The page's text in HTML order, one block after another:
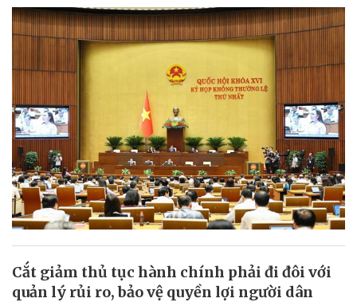
Cắt giảm thủ tục hành chính phải đi đôi với
quản lý rủi ro, bảo vệ quyền lợi người dân